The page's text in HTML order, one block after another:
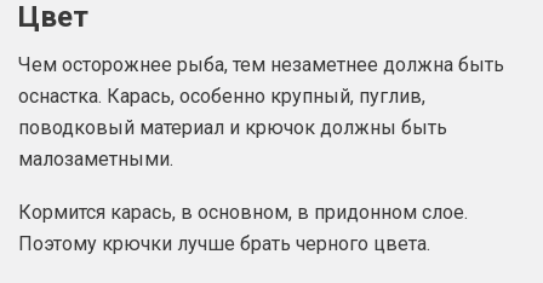
Цвет
Чем осторожнее рыба, тем незаметнее должна быть
оснастка. Карась, особенно крупный, пуглив,
поводковый материал и крючок должны быть
малозаметными.
Кормится карась, в основном, в придонном слое.
Поэтому крючки лучше брать черного цвета.